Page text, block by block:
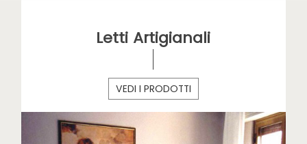
Letti Artigianali
VEDI I PRODOTTI